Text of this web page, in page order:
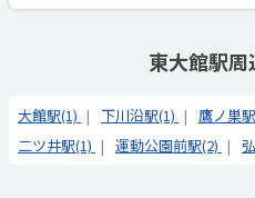
東大館駅
大館駅(1) 下川沿駅(1) 鷹ノ巣
二ツ井駅(1)
運動公園前駅(2)